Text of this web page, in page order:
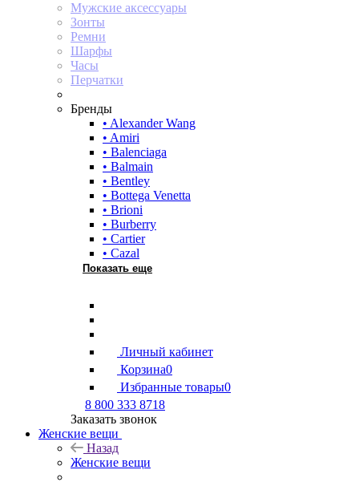
Мужские аксессуары
Зонты
Ремни
Шарфы
Часы
Перчатки
Бренды
• Alexander Wang
• Amiri
• Balenciaga
• Balmain
• Bentley
• Bottega Venetta
• Brioni
• Burberry
• Cartier
• Cazal
Показать еще
Личный кабинет
Корзина0
Избранные товары0
8 800 333 8718
Заказать звонок
Женские вещи
Назад
Женские вещи